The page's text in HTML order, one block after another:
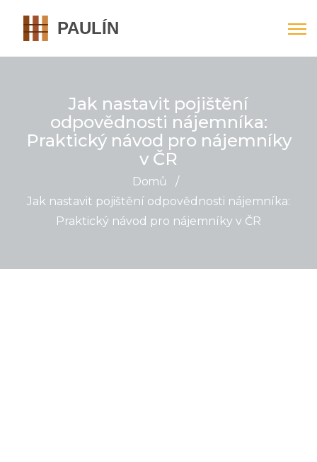
Jak nastavit pojištění
odpovědnosti nájemníka:
Praktický návod pro nájemníky
v ČR
Domů
/
Jak nastavit pojištění odpovědnosti nájemníka:
Praktický návod pro nájemníky v ČR